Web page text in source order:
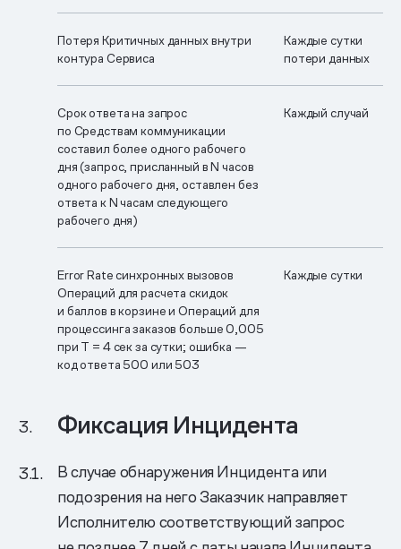
Потеря Критичных данных внутри
контура Сервиса
Каждые сутки
потери данных
Срок ответа на запрос
по Средствам коммуникации
составил более одного рабочего
дня (запрос, присланный в N часов
одного рабочего дня, оставлен без
ответа к N часам следующего
рабочего дня)
Каждый случай
Error Rate синхронных вызовов
Операций для расчета скидок
и баллов в корзине и Операций для
процессинга заказов больше 0,005
при T = 4 сек за сутки; ошибка —
код ответа 500 или 503
Каждые сутки
Фиксация Инцидента
В случае обнаружения Инцидента или
подозрения на него Заказчик направляет
Исполнителю соответствующий запрос